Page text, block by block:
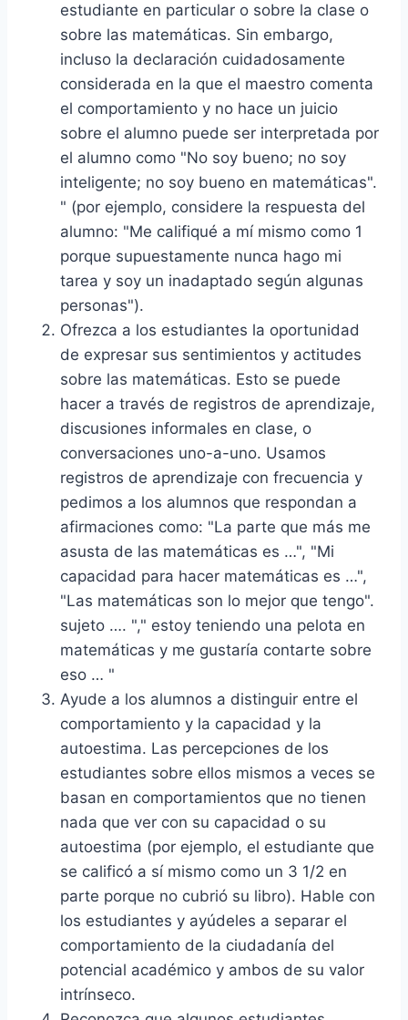
estudiante en particular o sobre la clase o
sobre las matemáticas. Sin embargo,
incluso la declaración cuidadosamente
considerada en la que el maestro comenta
el comportamiento y no hace un juicio
sobre el alumno puede ser interpretada por
el alumno como "No soy bueno; no soy
inteligente; no soy bueno en matemáticas".
" (por ejemplo, considere la respuesta del
alumno: "Me califiqué a mí mismo como 1
porque supuestamente nunca hago mi
tarea y soy un inadaptado según algunas
personas").
Ofrezca a los estudiantes la oportunidad
de expresar sus sentimientos y actitudes
sobre las matemáticas. Esto se puede
hacer a través de registros de aprendizaje,
discusiones informales en clase, o
conversaciones uno-a-uno. Usamos
registros de aprendizaje con frecuencia y
pedimos a los alumnos que respondan a
afirmaciones como: "La parte que más me
asusta de las matemáticas es …", "Mi
capacidad para hacer matemáticas es …",
"Las matemáticas son lo mejor que tengo".
sujeto …. "," estoy teniendo una pelota en
matemáticas y me gustaría contarte sobre
eso … "
Ayude a los alumnos a distinguir entre el
comportamiento y la capacidad y la
autoestima. Las percepciones de los
estudiantes sobre ellos mismos a veces se
basan en comportamientos que no tienen
nada que ver con su capacidad o su
autoestima (por ejemplo, el estudiante que
se calificó a sí mismo como un 3 1/2 en
parte porque no cubrió su libro). Hable con
los estudiantes y ayúdeles a separar el
comportamiento de la ciudadanía del
potencial académico y ambos de su valor
intrínseco.